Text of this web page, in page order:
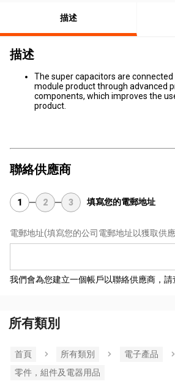
描述
描述
The super capacitors are
module product through advanced
components, which improves the
product.
聯絡供應商
1 2 3 填寫您的電郵地址
電郵地址(填寫您的公司電郵地址以獲取供
我們會為您建立一個帳戶以聯絡供應商，請
所有類別
首頁 所有類別
電子產品
零件，組件及電器用品